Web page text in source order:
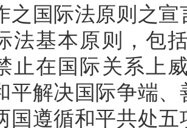
之国际法原则之
法基本原则，包
止在国际关系上
平解决国际争端
国遵循和平共处